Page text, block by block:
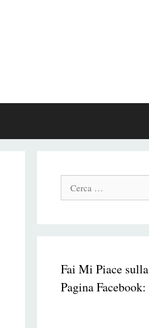
Cerca:
Fai Mi Piace sulla
Pagina Facebook: